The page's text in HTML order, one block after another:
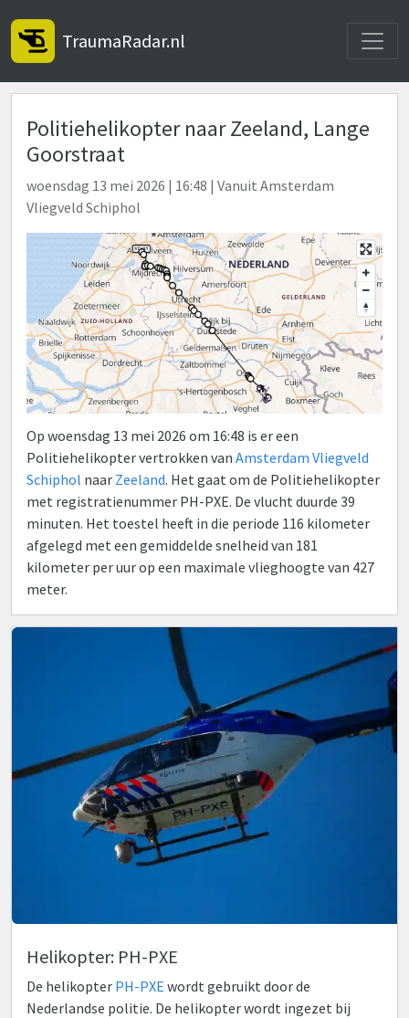
TraumaRadar.nl
Politiehelikopter naar Zeeland, Lange
Goorstraat
woensdag 13 mei 2026 | 16:48 | Vanuit Amsterdam
Vliegveld Schiphol
Op woensdag 13 mei 2026 om 16:48 is er een
Politiehelikopter vertrokken van Amsterdam Vliegveld
Schiphol naar Zeeland. Het gaat om de Politiehelikopter
met registratienummer PH-PXE. De vlucht duurde 39
minuten. Het toestel heeft in die periode 116 kilometer
afgelegd met een gemiddelde snelheid van 181
kilometer per uur op een maximale vlieghoogte van 427
meter.
Helikopter: PH-PXE
De helikopter PH-PXE wordt gebruikt door de
Nederlandse politie. De helikopter wordt ingezet bij